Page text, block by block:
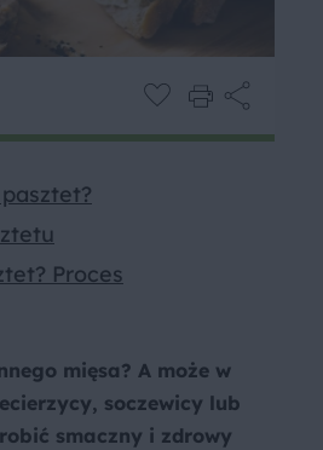
Proces
mięsa? A może w
soczewicy lub
smaczny i zdrowy